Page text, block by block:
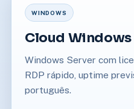
WINDOWS
Cloud Windows
Windows Server com
RDP rápido, uptime
português.